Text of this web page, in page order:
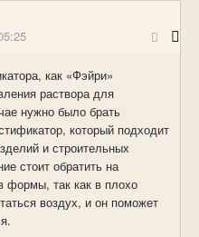
как «Фэйри»
раствора для
нужно было брать
который подходит
и строительных
стоит обратить на
формы, так как в плохо
воздух, и он поможет